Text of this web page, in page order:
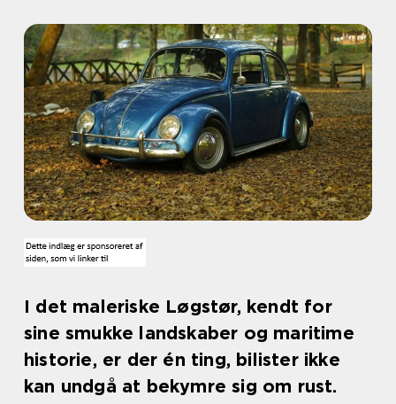
I det maleriske Løgstør, kendt for
sine smukke landskaber og maritime
historie, er der én ting, bilister ikke
kan undgå at bekymre sig om rust.